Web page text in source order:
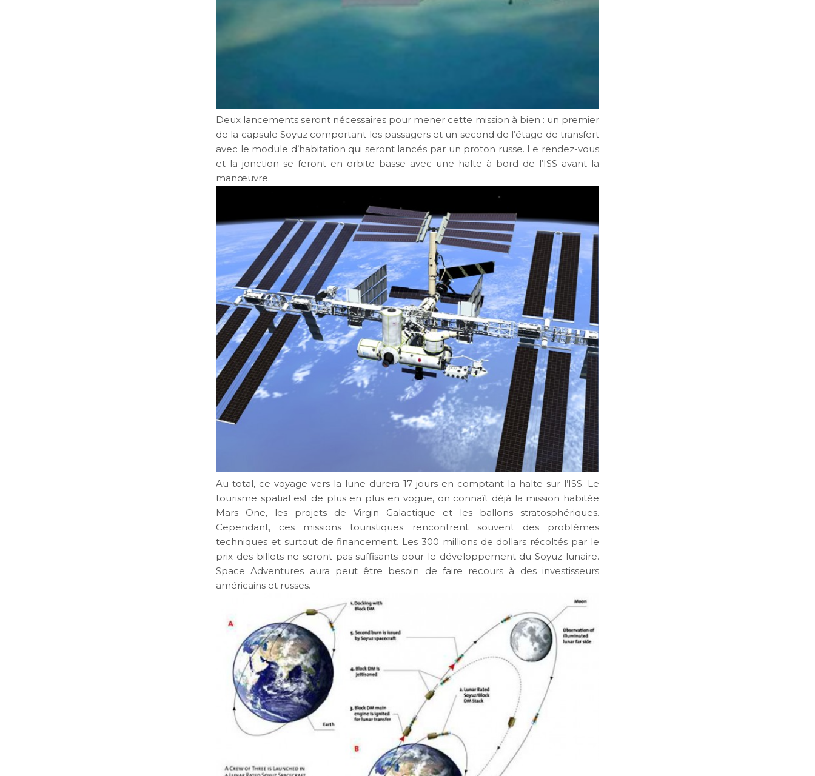
Deux lancements seront nécessaires pour mener cette mission à bien : un premier
de la capsule Soyuz comportant les passagers et un second de l’étage de transfert
avec le module d’habitation qui seront lancés par un proton russe. Le rendez-vous
et la jonction se feront en orbite basse avec une halte à bord de l’ISS avant la
manœuvre.
Au total, ce voyage vers la lune durera 17 jours en comptant la halte sur l’ISS. Le
tourisme spatial est de plus en plus en vogue, on connaît déjà la mission habitée
Mars One, les projets de Virgin Galactique et les ballons stratosphériques.
Cependant, ces missions touristiques rencontrent souvent des problèmes
techniques et surtout de financement. Les 300 millions de dollars récoltés par le
prix des billets ne seront pas suffisants pour le développement du Soyuz lunaire.
Space Adventures aura peut être besoin de faire recours à des investisseurs
américains et russes.